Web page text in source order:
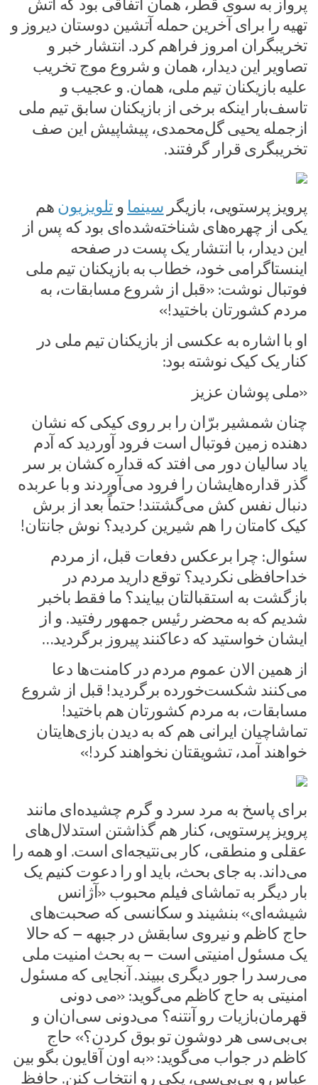
پرواز به سوی قطر، همان اتفاقی بود که آتش
تهیه را برای آخرین حمله آتشین دوستان دیروز و
تخریبگران امروز فراهم کرد. انتشار خبر و
تصاویر این دیدار، همان و شروع موج تخریب
علیه بازیکنان تیم ملی، همان. و عجیب و
تاسف‌بار اینکه برخی از بازیکنان سابق تیم ملی
ازجمله یحیی گل‌محمدی،‌ پیشاپیش این صف
تخریبگری قرار گرفتند.
پرویز پرستویی، بازیگر سینما وتلویزیون هم
یکی از چهره‌های شناخته‌شده‌ای بود که پس از
این دیدار، با انتشار یک پست در صفحه
اینستاگرامی خود، خطاب به بازیکنان تیم ملی
فوتبال نوشت: «قبل از شروع مسابقات، به
مردم کشورتان باختید!»
او با اشاره به عکسی از بازیکنان تیم ملی در
کنار یک کیک نوشته بود:
«ملی پوشان عزیز
چنان شمشیر برّان را بر روی کیکی که نشان
دهنده زمین فوتبال است فرود آوردید که آدم
یاد سالیان دور می افتد که قداره کشان بر سر
گذر قداره‌هایشان را فرود می‌آوردند و با عربده
دنبال نفس کش می‌گشتند! حتماً بعد از برش
کیک کامتان را هم شیرین کردید؟ نوش جانتان!
سئوال: چرا برعکس دفعات قبل، از مردم
خداحافظی نکردید؟ توقع دارید مردم در
بازگشت به استقبالتان بیایند؟ ما فقط باخبر
شدیم که به محضر رئیس جمهور رفتید. و از
ایشان خواستید که دعاکنند پیروز برگردید…
از همین الان عموم مردم در کامنت‌ها دعا
می‌کنند شکست‌خورده برگردید! قبل از شروع
مسابقات، به مردم کشورتان هم باختید!
تماشاچیان ایرانی هم که به دیدن بازی‌هایتان
خواهند آمد، تشویقتان نخواهند کرد!»
برای پاسخ به مرد سرد و گرم چشیده‌ای مانند
پرویز پرستویی، کنار هم گذاشتن استدلال‌های
عقلی و منطقی، کار بی‌نتیجه‌ای است. او همه را
می‌داند. به جای بحث، باید او را دعوت کنیم یک
بار دیگر به تماشای فیلم محبوب «آژانس
شیشه‌ای» بنشیند و سکانسی که صحبت‌های
حاج کاظم و نیروی سابقش در جبهه – که حالا
یک مسئول امنیتی است – به بحث امنیت ملی
می‌رسد را جور دیگری ببیند. آنجایی که مسئول
امنیتی به حاج کاظم می‌گوید: «می دونی
قهرمان‌بازیات رو آنتنه؟ می‌دونی سی‌ان‌ان و
بی‌بی‌سی هر دوشون تو بوق کردن؟» حاج
کاظم در جواب می‌گوید: «به اون آقایون بگو بین
عباس و بی‌بی‌سی، یکی رو انتخاب کنن. حافظ